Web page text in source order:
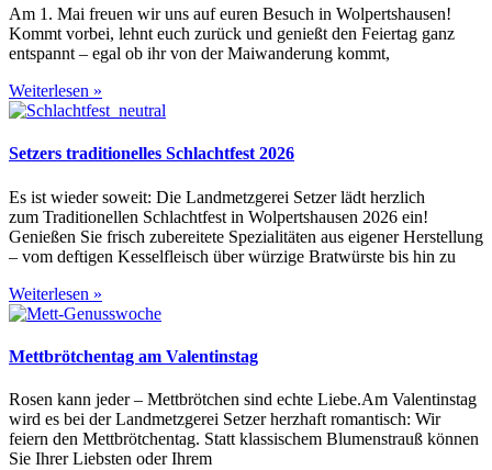
Am 1. Mai freuen wir uns auf euren Besuch in Wolpertshausen!
Kommt vorbei, lehnt euch zurück und genießt den Feiertag ganz
entspannt – egal ob ihr von der Maiwanderung kommt,
Weiterlesen »
Setzers traditionelles Schlachtfest 2026
Es ist wieder soweit: Die Landmetzgerei Setzer lädt herzlich
zum Traditionellen Schlachtfest in Wolpertshausen 2026 ein!
Genießen Sie frisch zubereitete Spezialitäten aus eigener Herstellung
– vom deftigen Kesselfleisch über würzige Bratwürste bis hin zu
Weiterlesen »
Mettbrötchentag am Valentinstag
Rosen kann jeder – Mettbrötchen sind echte Liebe.Am Valentinstag
wird es bei der Landmetzgerei Setzer herzhaft romantisch: Wir
feiern den Mettbrötchentag. Statt klassischem Blumenstrauß können
Sie Ihrer Liebsten oder Ihrem